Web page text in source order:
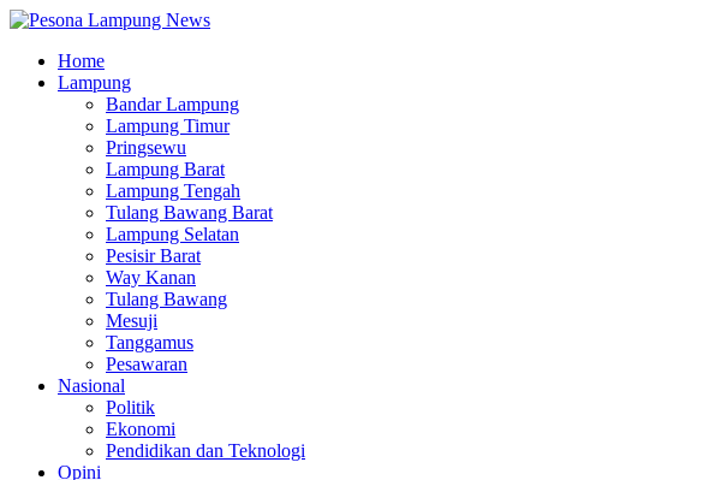
Home
Lampung
Bandar Lampung
Lampung Timur
Pringsewu
Lampung Barat
Lampung Tengah
Tulang Bawang Barat
Lampung Selatan
Pesisir Barat
Way Kanan
Tulang Bawang
Mesuji
Tanggamus
Pesawaran
Nasional
Politik
Ekonomi
Pendidikan dan Teknologi
Opini